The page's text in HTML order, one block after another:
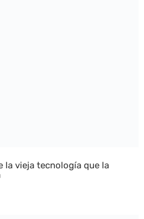
la vieja tecnología que la